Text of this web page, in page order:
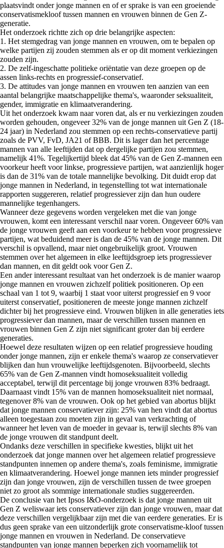
plaatsvindt onder jonge mannen en of er sprake is van een groeiende
conservatismekloof tussen mannen en vrouwen binnen de Gen Z-
generatie.
Het onderzoek richtte zich op drie belangrijke aspecten:
1. Het stemgedrag van jonge mannen en vrouwen, om te bepalen op
welke partijen zij zouden stemmen als er op dit moment verkiezingen
zouden zijn.
2. De zelf-ingeschatte politieke oriëntatie van deze groepen op de
assen links-rechts en progressief-conservatief.
3. De attitudes van jonge mannen en vrouwen ten aanzien van een
aantal belangrijke maatschappelijke thema's, waaronder seksualiteit,
gender, immigratie en klimaatverandering.
Uit het onderzoek kwam naar voren dat, als er nu verkiezingen zouden
worden gehouden, ongeveer 32% van de jonge mannen uit Gen Z (18-
24 jaar) in Nederland zou stemmen op een rechts-conservatieve partij
zoals de PVV, FvD, JA21 of BBB. Dit is lager dan het percentage
mannen van alle leeftijden dat op dergelijke partijen zou stemmen,
namelijk 41%. Tegelijkertijd bleek dat 45% van de Gen Z-mannen een
voorkeur heeft voor linkse, progressieve partijen, wat aanzienlijk hoger
is dan de 31% van de totale mannelijke bevolking. Dit duidt erop dat
jonge mannen in Nederland, in tegenstelling tot wat internationale
rapporten suggereren, relatief progressiever zijn dan hun oudere
mannelijke tegenhangers.
Wanneer deze gegevens worden vergeleken met die van jonge
vrouwen, komt een interessant verschil naar voren. Ongeveer 60% van
de jonge vrouwen geeft aan een voorkeur te hebben voor progressieve
partijen, wat beduidend meer is dan de 45% van de jonge mannen. Dit
verschil is opvallend, maar niet ongebruikelijk groot. Vrouwen
stemmen over het algemeen in elke leeftijdsgroep iets progressiever
dan mannen, en dit geldt ook voor Gen Z.
Een ander interessant resultaat van het onderzoek is de manier waarop
jonge mannen en vrouwen zichzelf politiek positioneren. Op een
schaal van 1 tot 9, waarbij 1 staat voor uiterst progressief en 9 voor
uiterst conservatief, positioneren de meeste jonge mannen zichzelf
dichter bij het progressieve eind. Vrouwen blijken in alle generaties iets
progressiever dan mannen, maar de verschillen tussen mannen en
vrouwen binnen Gen Z zijn niet significant groter dan bij eerdere
generaties.
Hoewel deze resultaten wijzen op een relatief progressieve houding
onder jonge mannen, zijn er enkele thema's waarop ze conservatiever
blijken dan hun vrouwelijke leeftijdsgenoten. Bijvoorbeeld, slechts
65% van de Gen Z-mannen vindt homoseksualiteit volledig
acceptabel, terwijl dit percentage bij jonge vrouwen 83% bedraagt.
Daarnaast vindt 15% van de mannen homoseksualiteit niet normaal,
tegenover 8% van de vrouwen. Ook op het gebied van abortus blijkt
dat jonge mannen conservatiever zijn: 25% van hen vindt dat abortus
alleen toegestaan zou moeten zijn in geval van verkrachting of
wanneer het leven van de moeder in gevaar is, terwijl slechts 8% van
de jonge vrouwen dit standpunt deelt.
Ondanks deze verschillen in specifieke kwesties, blijkt uit het
onderzoek dat jonge mannen over het algemeen relatief progressieve
standpunten innemen op andere thema's, zoals feminisme, immigratie
en klimaatverandering. Hoewel jonge mannen iets minder progressief
zijn dan jonge vrouwen, zijn de verschillen tussen de twee groepen
niet zo groot als sommige internationale studies suggereerden.
De conclusie van het Ipsos I&O-onderzoek is dat jonge mannen uit
Gen Z weliswaar iets conservatiever zijn dan jonge vrouwen, maar dat
deze verschillen vergelijkbaar zijn met die van eerdere generaties. Er is
dus geen sprake van een uitzonderlijk grote conservatisme-kloof tussen
jonge mannen en vrouwen in Nederland. De conservatieve
standpunten van jonge mannen beperken zich voornamelijk tot